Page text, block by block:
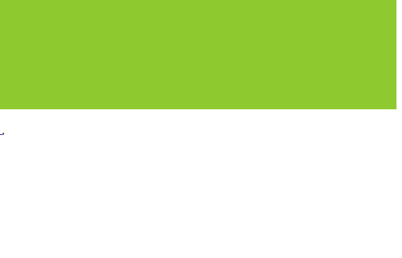
,